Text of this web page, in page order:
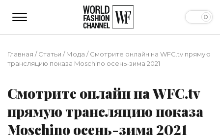
Главная /Статьи /Мода /Смотрите онлайн на WFC.tv прямую
трансляцию показа Moschino осень-зима 2021
Смотрите онлайн на WFC.tv
прямую трансляцию показа
Moschino осень-зима 2021